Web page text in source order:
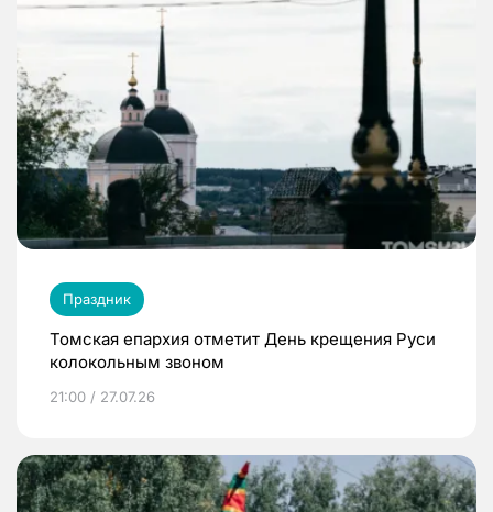
Праздник
Томская епархия отметит День крещения Руси
колокольным звоном
21:00 / 27.07.26